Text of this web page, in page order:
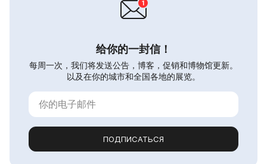
给你的一封信！
每周一次，我们将发送公告，博客，促销和博物馆更新。
以及在你的城市和全国各地的展览。
ПОДПИСАТЬСЯ